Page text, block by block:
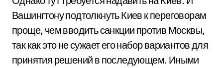
Вашингтону подтолкнуть Киев к переговорам
проще, чем вводить санкции против Москвы,
так как это не сужает его набор вариантов для
принятия решений в последующем. Иными